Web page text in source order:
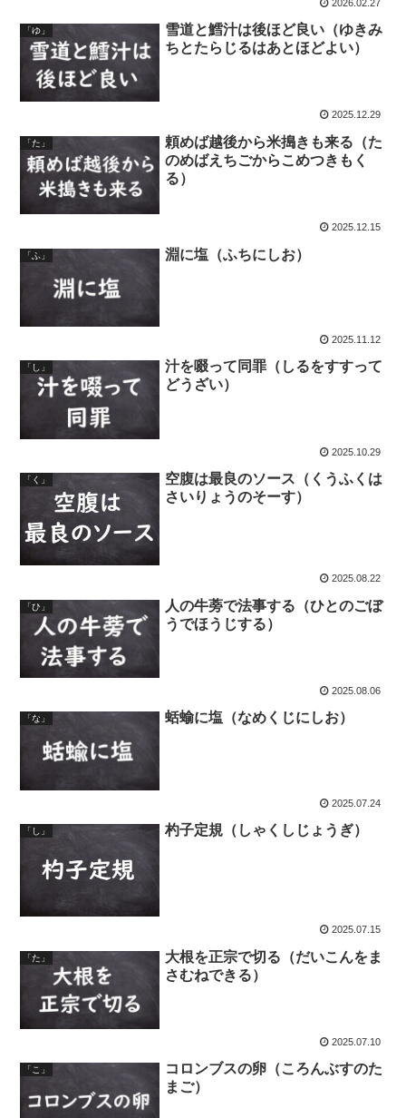
2026.02.27
「ゆ」
雪道と鱈汁は後ほど良い（ゆきみ
ちとたらじるはあとほどよい）
2025.12.29
「た」
頼めば越後から米搗きも来る（た
のめばえちごからこめつきもく
る）
2025.12.15
「ふ」 淵に塩（ふちにしお）
2025.11.12
「し」
汁を啜って同罪（しるをすすって
どうざい）
2025.10.29
「く」
空腹は最良のソース（くうふくは
さいりょうのそーす）
2025.08.22
「ひ」
人の牛蒡で法事する（ひとのごぼ
うでほうじする）
2025.08.06
「な」 蛞蝓に塩（なめくじにしお）
2025.07.24
「し」 杓子定規（しゃくしじょうぎ）
2025.07.15
「た」
大根を正宗で切る（だいこんをま
さむねできる）
2025.07.10
「こ」
コロンブスの卵（ころんぶすのた
まご）